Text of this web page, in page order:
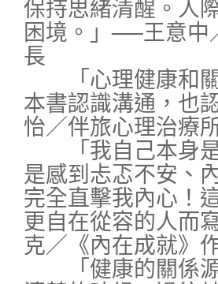
保持思緒清醒。人
困境。」──王意中
長
「心理健康和關
本書認識溝通，也
怡／伴旅心理治療
「我自己本身是
是感到忐忑不安、
完全直擊我內心！
更自在從容的人而
克／《內在成就》
「健康的關係源